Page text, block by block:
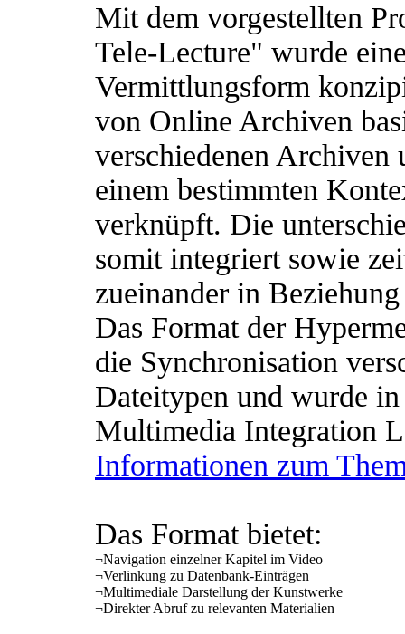
Mit dem vorgestellten
Tele-Lecture" wurde
Vermittlungsform
von Online Archiven
verschiedenen Archiven
einem bestimmten
verknüpft. Die
somit integriert sowie
zueinander in
Das Format der
die Synchronisation
Dateitypen und wurde
Multimedia Integration
Informationen zum
Das Format bietet:
¬Navigation einzelner Kapitel im Video
¬Verlinkung zu Datenbank-Einträgen
¬Multimediale Darstellung der Kunstwerke
¬Direkter Abruf zu relevanten Materialien